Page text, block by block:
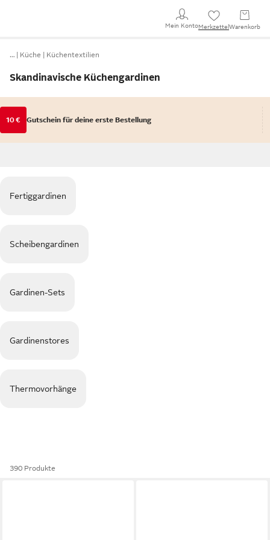
Mein KontoMerkzettel Warenkorb
… Küche Küchentextilien
Skandinavische Küchengardinen
10 € Gutschein für deine erste Bestellung
Fertiggardinen
Scheibengardinen
Gardinen-Sets
Gardinenstores
Thermovorhänge
390 Produkte